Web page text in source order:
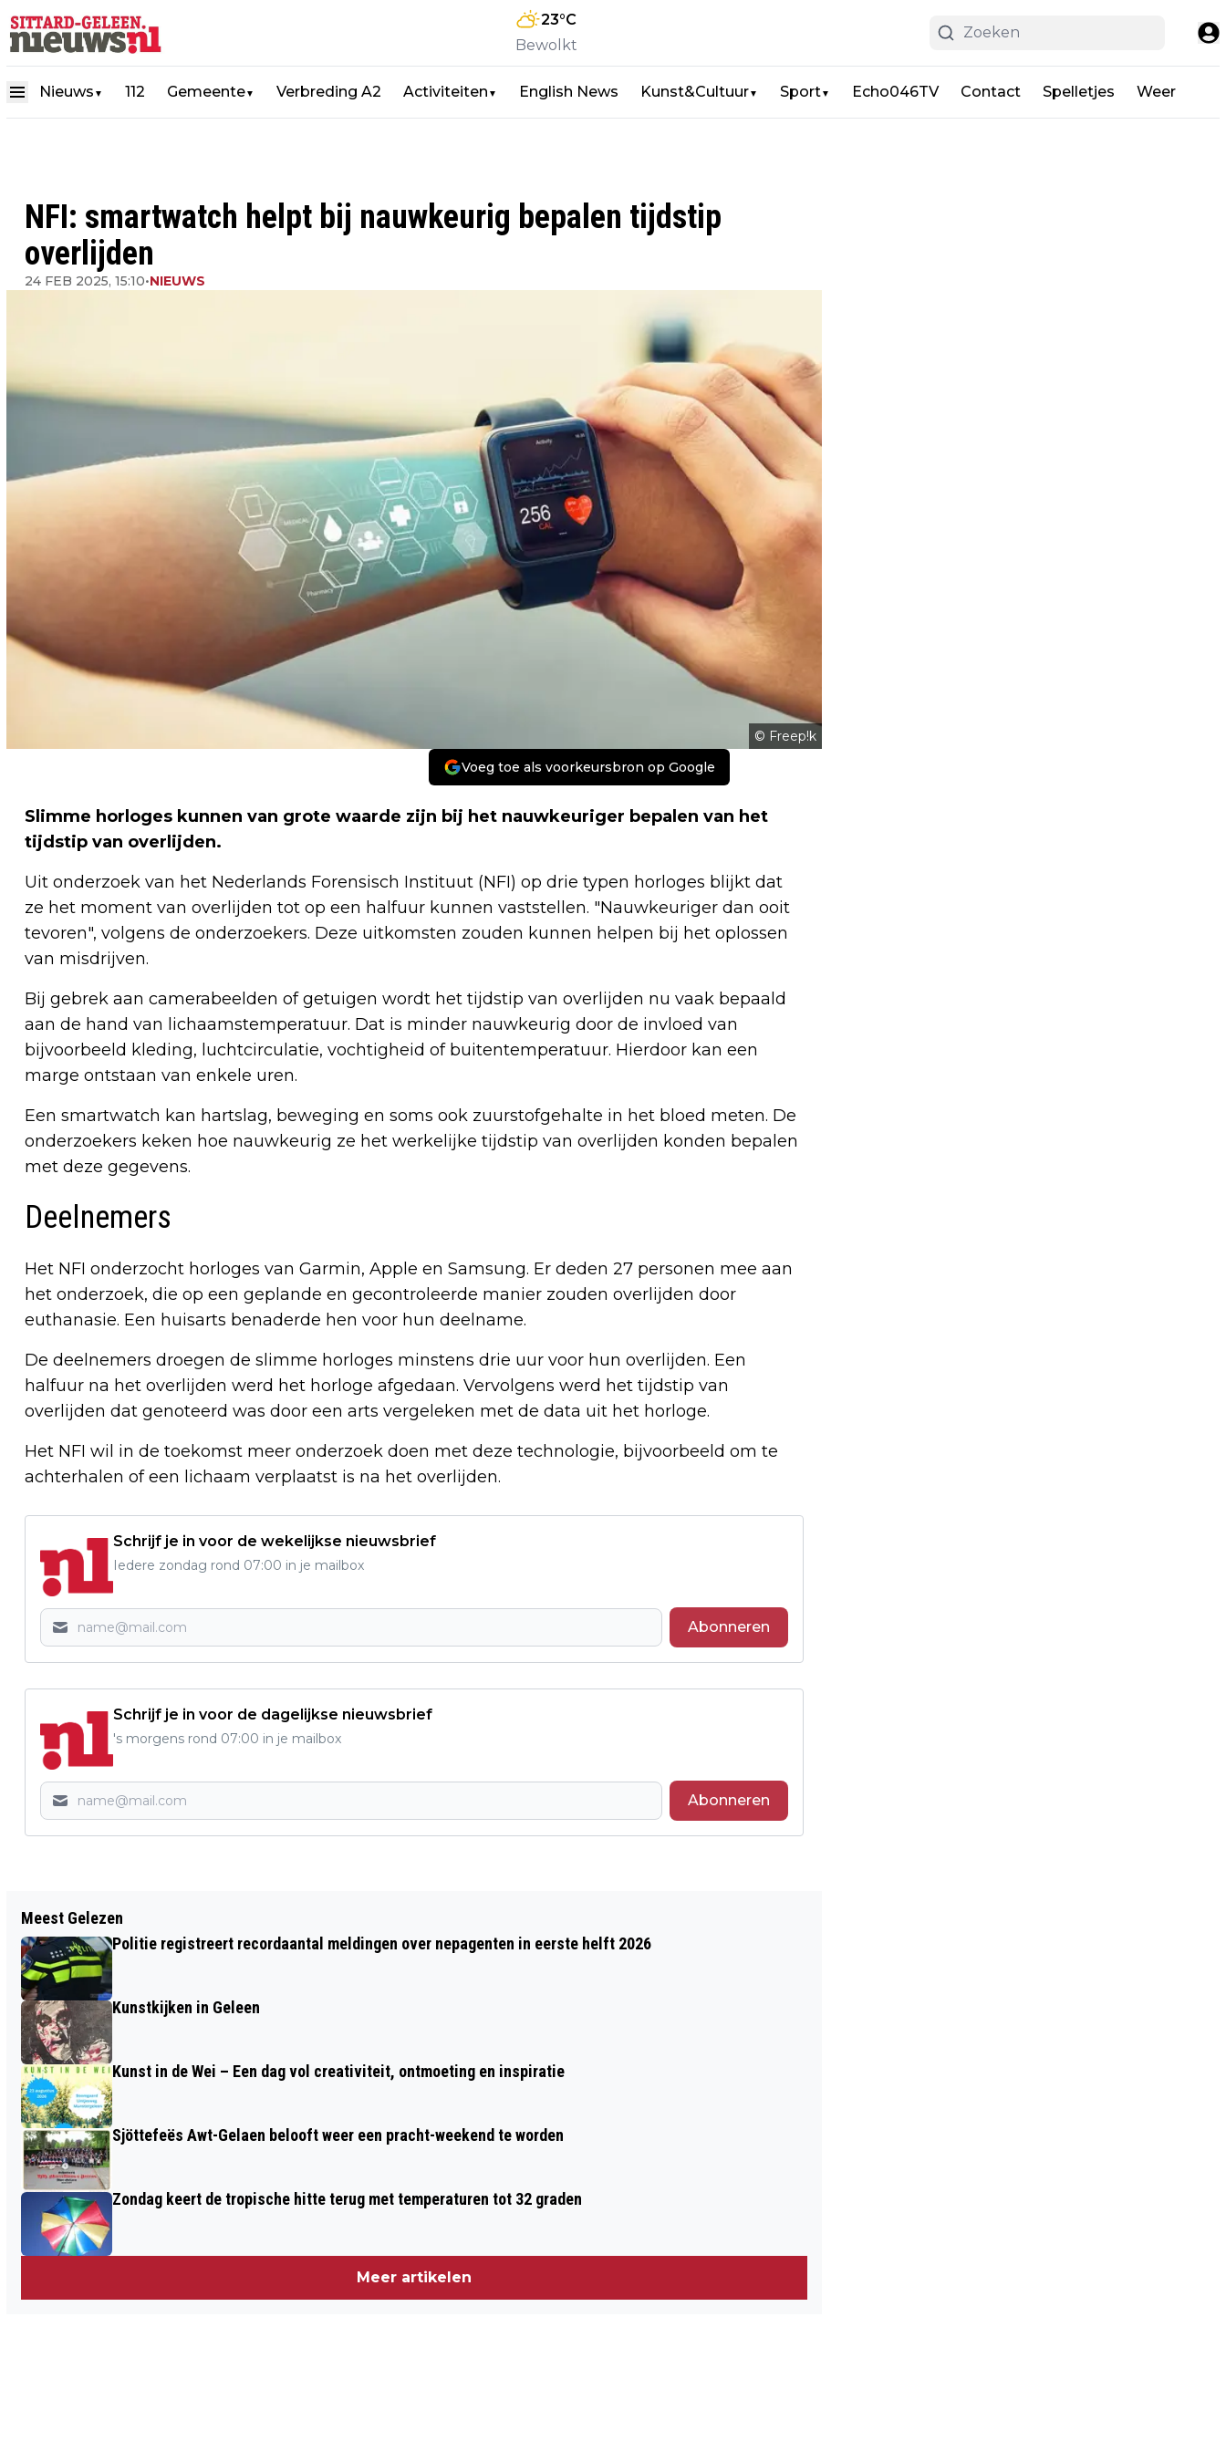
23°C
Bewolkt
Nieuws ▼ 112 Gemeente▼ Verbreding A2 Activiteiten ▼ English News Kunst&Cultuur▼ Sport▼ Echo046TV Contact Spelletjes Weer
NFI: smartwatch helpt bij nauwkeurig bepalen tijdstip
overlijden
24 FEB 2025, 15:10•NIEUWS
© Freep!k
Voeg toe als voorkeursbron op Google
Slimme horloges kunnen van grote waarde zijn bij het nauwkeuriger bepalen van het
tijdstip van overlijden.
Uit onderzoek van het Nederlands Forensisch Instituut (NFI) op drie typen horloges blijkt dat
ze het moment van overlijden tot op een halfuur kunnen vaststellen. "Nauwkeuriger dan ooit
tevoren", volgens de onderzoekers. Deze uitkomsten zouden kunnen helpen bij het oplossen
van misdrijven.
Bij gebrek aan camerabeelden of getuigen wordt het tijdstip van overlijden nu vaak bepaald
aan de hand van lichaamstemperatuur. Dat is minder nauwkeurig door de invloed van
bijvoorbeeld kleding, luchtcirculatie, vochtigheid of buitentemperatuur. Hierdoor kan een
marge ontstaan van enkele uren.
Een smartwatch kan hartslag, beweging en soms ook zuurstofgehalte in het bloed meten. De
onderzoekers keken hoe nauwkeurig ze het werkelijke tijdstip van overlijden konden bepalen
met deze gegevens.
Deelnemers
Het NFI onderzocht horloges van Garmin, Apple en Samsung. Er deden 27 personen mee aan
het onderzoek, die op een geplande en gecontroleerde manier zouden overlijden door
euthanasie. Een huisarts benaderde hen voor hun deelname.
De deelnemers droegen de slimme horloges minstens drie uur voor hun overlijden. Een
halfuur na het overlijden werd het horloge afgedaan. Vervolgens werd het tijdstip van
overlijden dat genoteerd was door een arts vergeleken met de data uit het horloge.
Het NFI wil in de toekomst meer onderzoek doen met deze technologie, bijvoorbeeld om te
achterhalen of een lichaam verplaatst is na het overlijden.
Schrijf je in voor de wekelijkse nieuwsbrief
Iedere zondag rond 07:00 in je mailbox
Abonneren
Schrijf je in voor de dagelijkse nieuwsbrief
's morgens rond 07:00 in je mailbox
Abonneren
SNACKPOINT EATERS LIMBURG
VERLIEST LAATSTE COMPETITIEDUEL IN
CEHL
2025
Meest Gelezen
Politie registreert recordaantal meldingen over nepagenten in eerste helft 2026
Kunstkijken in Geleen
Kunst in de Wei – Een dag vol creativiteit, ontmoeting en inspiratie
Sjöttefeës Awt-Gelaen belooft weer een pracht-weekend te worden
Zondag keert de tropische hitte terug met temperaturen tot 32 graden
Meer artikelen